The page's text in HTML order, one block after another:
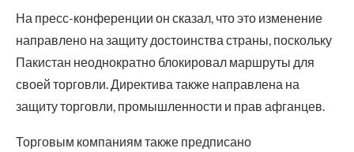
На пресс-конференции он сказал, что это изменение
направлено на защиту достоинства страны, поскольку
Пакистан неоднократно блокировал маршруты для
своей торговли. Директива также направлена на
защиту торговли, промышленности и прав афганцев.
Торговым компаниям также предписано